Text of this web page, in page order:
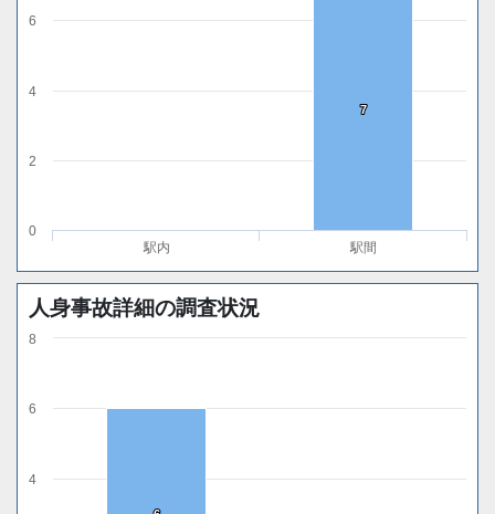
7
7
駅内 駅間
0
2
4
6
人身事故詳細の調査状況
4
6
8